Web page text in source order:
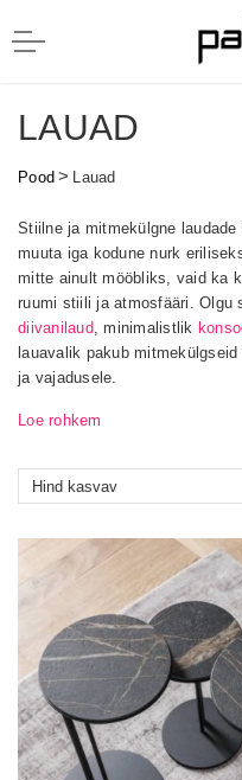
LAUAD
Pood > Lauad
Stiilne ja mitmekülgne
muuta iga kodune nurk
mitte ainult mööbliks, vaid ka
ruumi stiili ja atmosfääri.
diivanilaud, minimalistlik
lauavalik pakub
ja vajadusele.
Loe rohkem
Hind kasvav